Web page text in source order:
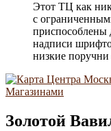
Этот ТЦ как
с
приспособлены
надписи
низкие
Золотой